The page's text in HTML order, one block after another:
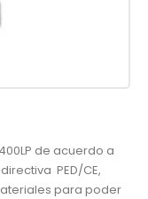
de acuerdo a
PED/CE,
para poder